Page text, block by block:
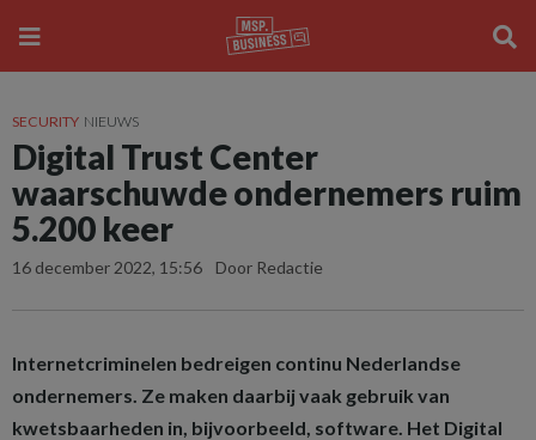
SECURITY NIEUWS
Digital Trust Center
waarschuwde ondernemers ruim
5.200 keer
16 december 2022, 15:56 Door Redactie
Internetcriminelen bedreigen continu Nederlandse
ondernemers. Ze maken daarbij vaak gebruik van
kwetsbaarheden in, bijvoorbeeld, software. Het Digital